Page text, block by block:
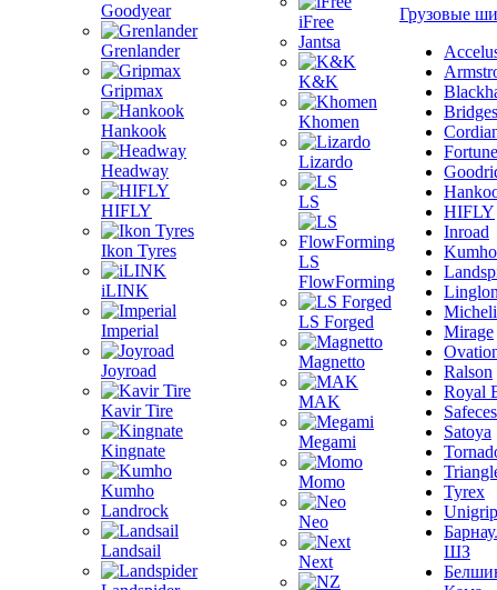
Goodyear
Grenlander
Gripmax
Hankook
Headway
HIFLY
Ikon Tyres
iLINK
Imperial
Joyroad
Kavir Tire
Kingnate
Kumho
Landrock
Landsail
iFree
Jantsa
K&K
Khomen
Lizardo
LS
LS
FlowForming
LS Forged
Magnetto
MAK
Megami
Momo
Neo
Next
Грузовые
Fortune
HIFLY
Inroad
Kumho
Mirage
Ralson
Royal
Satoya
Tyrex
Unigrip
ШЗ